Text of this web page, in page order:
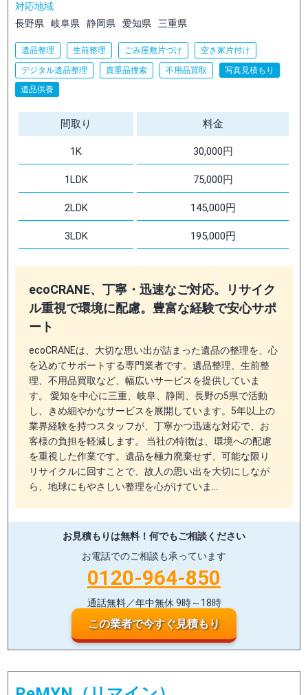
対応地域
長野県
岐阜県 静岡県 愛知県 三重県
遺品整理 生前整理 ごみ屋敷片づけ 空き家片付け
デジタル遺品整理 貴重品捜索 不用品買取
写真見積もり
遺品供養
間取り 料金
1K 30,000円
1LDK 75,000円
2LDK 145,000円
3LDK 195,000円
ecoCRANE、丁寧・迅速なご対応。リサイク
ル重視で環境に配慮。豊富な経験で安心サポ
ート
ecoCRANEは、大切な思い出が詰まった遺品の整理を、心
を込めてサポートする専門業者です。遺品整理、生前整
理、不用品買取など、幅広いサービスを提供していま
す。 愛知を中心に三重、岐阜、静岡、長野の5県で活動
し、きめ細やかなサービスを展開しています。5年以上の
業界経験を持つスタッフが、丁寧かつ迅速な対応で、お
客様の負担を軽減します。 当社の特徴は、環境への配慮
を重視した作業です。遺品を極力廃棄せず、可能な限り
リサイクルに回すことで、故人の思い出を大切にしなが
ら、地球にもやさしい整理を心がけていま…
お見積もりは無料！ 何でもご相談ください
お電話でのご相談も承っています
0120-964-850
通話無料／年中無休 9時～18時
この業者で今すぐ見積もり